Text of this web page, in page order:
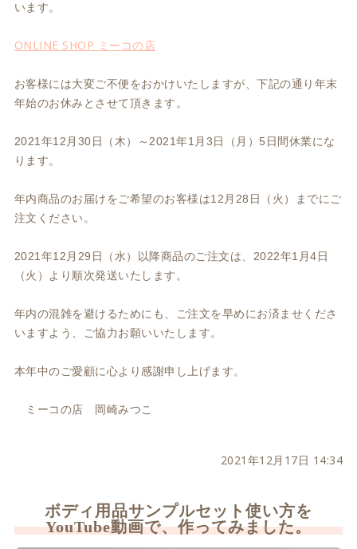
います。
ONLINE SHOP ミーコの店
お客様には大変ご不便をおかけいたしますが、下記の通り年末
年始のお休みとさせて頂きます。
2021年12月30日（木）～2021年1月3日（月）5日間休業にな
ります。
年内商品のお届けをご希望のお客様は12月28日（火）までにご
注文ください。
2021年12月29日（水）以降商品のご注文は、2022年1月4日
（火）より順次発送いたします。
年内の混雑を避けるためにも、ご注文を早めにお済ませくださ
いますよう、ご協力お願いいたします。
本年中のご愛顧に心より感謝申し上げます。
ミーコの店 岡崎みつこ
2021年12月17日 14:34
ボディ用品サンプルセット使い方を
YouTube動画で、作ってみました。